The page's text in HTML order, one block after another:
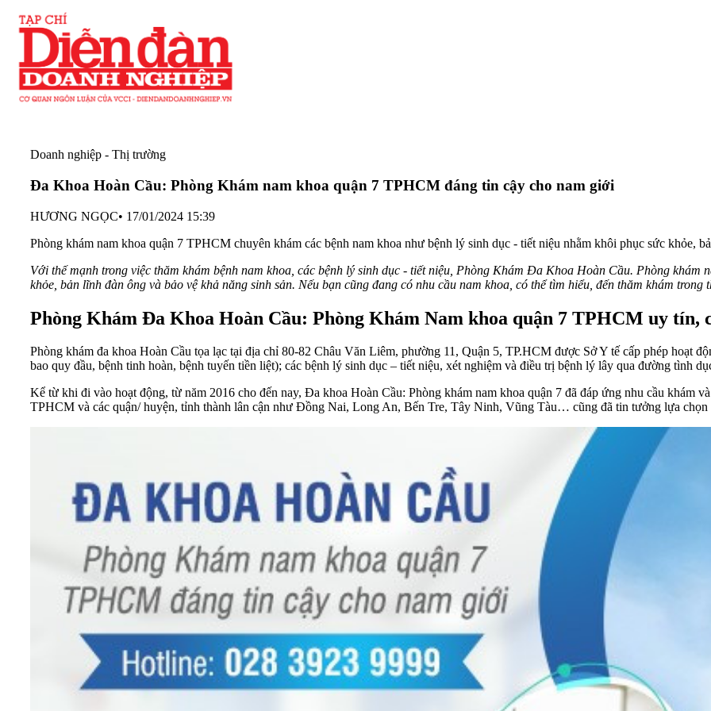
Doanh nghiệp - Thị trường
Đa Khoa Hoàn Cầu: Phòng Khám nam khoa quận 7 TPHCM đáng tin cậy cho nam giới
HƯƠNG NGỌC• 17/01/2024 15:39
Phòng khám nam khoa quận 7 TPHCM chuyên khám các bệnh nam khoa như bệnh lý sinh dục - tiết niệu nhằm khôi phục sức khỏe,
Với thế mạnh trong việc thăm khám bệnh nam khoa, các bệnh lý sinh dục - tiết niệu, Phòng Khám Đa Khoa Hoàn Cầu. Phòng
khỏe, bản lĩnh đàn ông và bảo vệ khả năng sinh sản. Nếu bạn cũng đang có nhu cầu nam khoa, có thể tìm hiểu, đến thăm khám trong
Phòng Khám Đa Khoa Hoàn Cầu: Phòng Khám Nam khoa quận 7 TPHCM uy tín,
Phòng khám đa khoa Hoàn Cầu tọa lạc tại địa chỉ 80-82 Châu Văn Liêm, phường 11, Quận 5, TP.HCM được Sở Y tế cấp phép hoạt
bao quy đầu, bệnh tinh hoàn, bệnh tuyến tiền liệt); các bệnh lý sinh dục – tiết niệu, xét nghiệm và điều trị bệnh lý lây qua đường tình
Kể từ khi đi vào hoạt động, từ năm 2016 cho đến nay, Đa khoa Hoàn Cầu: Phòng khám nam khoa quận 7 đã đáp ứng nhu cầu khám
TPHCM và các quận/ huyện, tỉnh thành lân cận như Đồng Nai, Long An, Bến Tre, Tây Ninh, Vũng Tàu… cũng đã tin tưởng lựa chọn